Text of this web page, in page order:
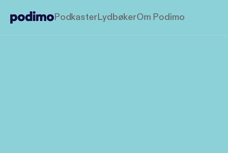
PodkasterLydbøkerOm Podimo